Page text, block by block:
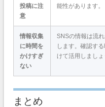
投稿に注
意
能性があります。
情報収集
に時間を
かけすぎ
ない
SNSの情報は流
します。確認す
けて活用しましょ
まとめ